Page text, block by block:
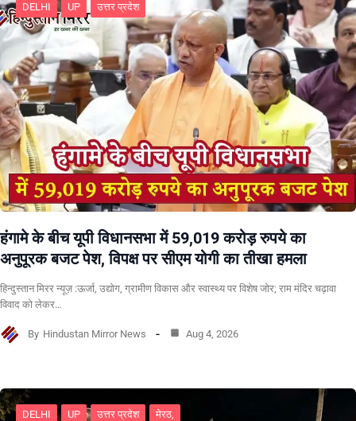
DELHI UP उत्तर प्रदेश
हंगामे के बीच यूपी विधानसभा में 59,019 करोड़ रुपये का
अनुपूरक बजट पेश, विपक्ष पर सीएम योगी का तीखा हमला
हिन्दुस्तान मिरर न्यूज़ :ऊर्जा, उद्योग, ग्रामीण विकास और स्वास्थ्य पर विशेष जोर; राम मंदिर चढ़ावा
विवाद को लेकर…
By Hindustan Mirror News Aug 4, 2026
DELHI UP उत्तर प्रदेश मेरठ,